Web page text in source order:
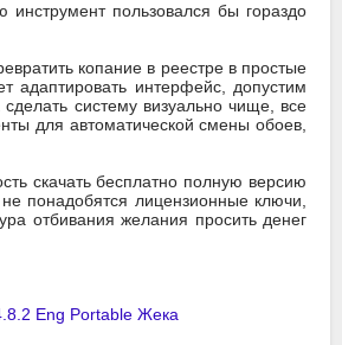
пользовался бы гораздо
копание в реестре в простые
адаптировать интерфейс, допустим
систему визуально чище, все
для автоматической смены обоев,
скачать бесплатно полную версию
понадобятся лицензионные ключи,
отбивания желания просить денег
Eng Portable Жека